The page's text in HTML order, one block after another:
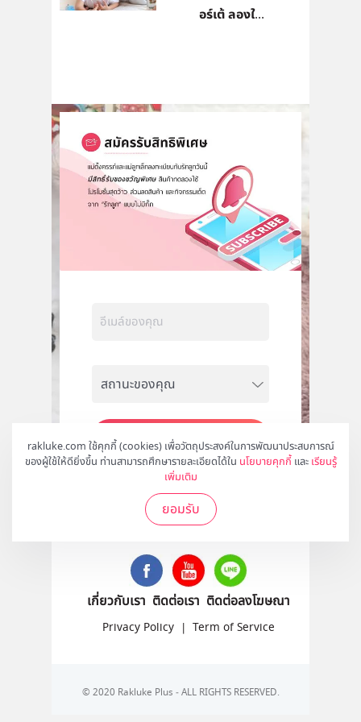
rakluke.com ใช้คุกกี้ (cookies) เพื่อวัตถุประสงค์ในการพัฒนาประสบการณ์
ของผู้ใช้ให้ดียิ่งขึ้น ท่านสามารถศึกษารายละเอียดได้ใน นโยบายคุกกี้ และ เรียนรู้
เพิ่มเติม
ยอมรับ
อร์เต้ ลองใ...
สมัคร
ติดตามเราได้ที่
เกี่ยวกับเรา ติดต่อเรา ติดต่อลงโฆษณา
Privacy Policy | Term of Service
© 2020 Rakluke Plus - ALL RIGHTS RESERVED.